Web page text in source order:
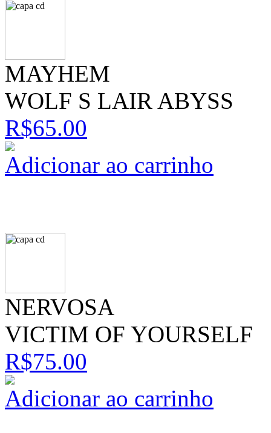
MAYHEM
WOLF S LAIR ABYSS
R$65.00
Adicionar ao carrinho
NERVOSA
VICTIM OF YOURSELF
R$75.00
Adicionar ao carrinho